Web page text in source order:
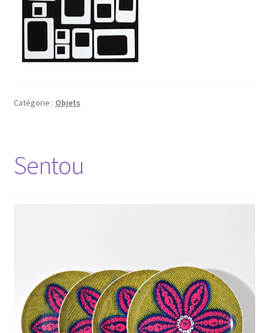
Catégorie : Objets
Sentou